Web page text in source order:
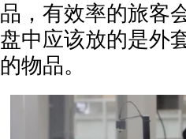
品，有效率的旅客
盘中应该放的是外
的物品。